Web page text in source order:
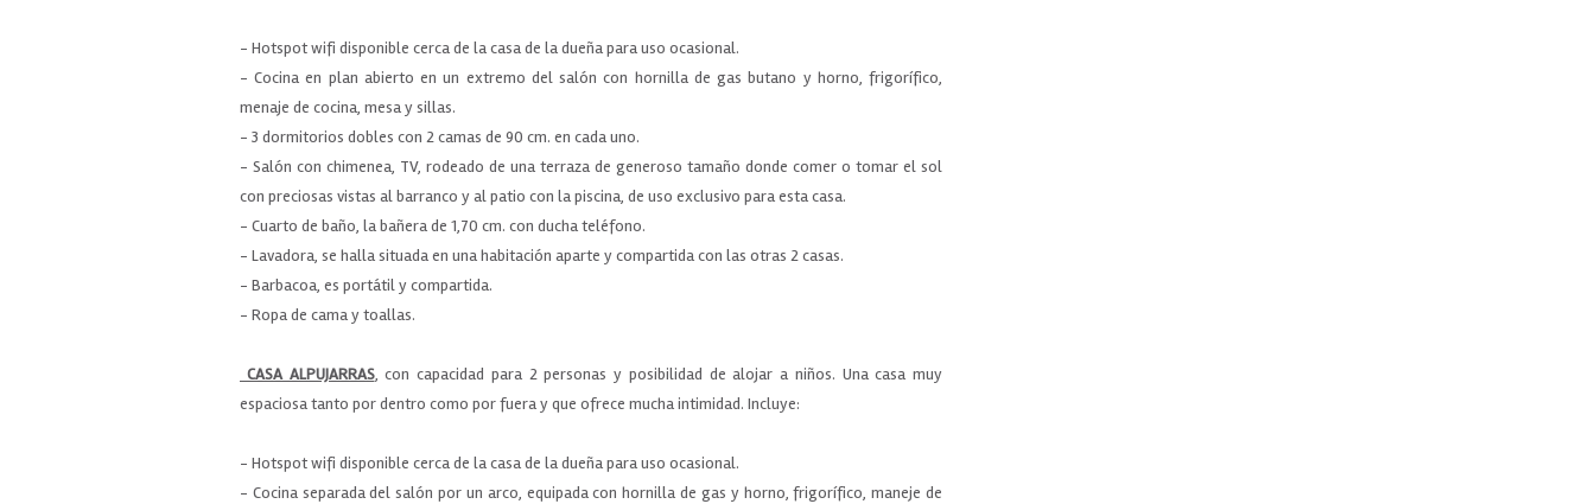
- Hotspot wifi disponible cerca de la casa de la dueña para uso ocasional.
- Cocina en plan abierto en un extremo del salón con hornilla de gas butano y horno, frigorífico,
menaje de cocina, mesa y sillas.
- 3 dormitorios dobles con 2 camas de 90 cm. en cada uno.
- Salón con chimenea, TV, rodeado de una terraza de generoso tamaño donde comer o tomar el sol
con preciosas vistas al barranco y al patio con la piscina, de uso exclusivo para esta casa.
- Cuarto de baño, la bañera de 1,70 cm. con ducha teléfono.
- Lavadora, se halla situada en una habitación aparte y compartida con las otras 2 casas.
- Barbacoa, es portátil y compartida.
- Ropa de cama y toallas.
CASA ALPUJARRAS, con capacidad para 2 personas y posibilidad de alojar a niños. Una casa muy
espaciosa tanto por dentro como por fuera y que ofrece mucha intimidad. Incluye:
- Hotspot wifi disponible cerca de la casa de la dueña para uso ocasional.
- Cocina separada del salón por un arco, equipada con hornilla de gas y horno, frigorífico, maneje de